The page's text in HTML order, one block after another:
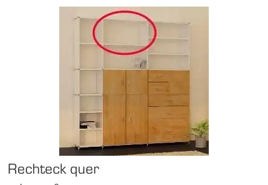
Recht­eck quer